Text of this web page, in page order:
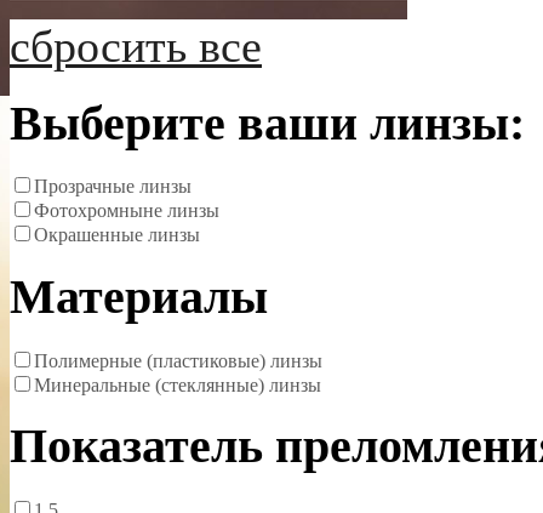
сбросить все
Выберите ваши линзы:
Прозрачные линзы
Фотохромныне линзы
Окрашенные линзы
Материалы
Полимерные (пластиковые) линзы
Минеральные (стеклянные) линзы
Показатель